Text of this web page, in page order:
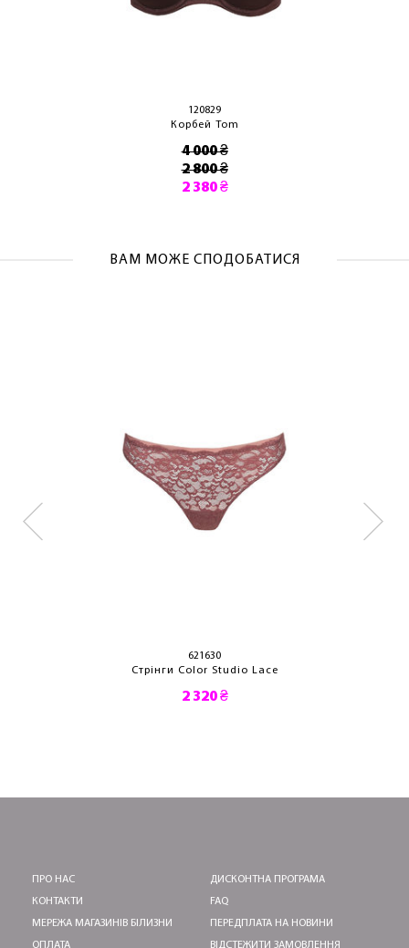
120829
Корбей Tom
4 000 ₴
2 800 ₴
2 380 ₴
ВАМ МОЖЕ СПОДОБАТИСЯ
621630
Стрінги Color Studio Lace
2 320 ₴
ПРО НАС
КОНТАКТИ
МЕРЕЖА МАГАЗИНІВ БІЛИЗНИ
ОПЛАТА
ДИСКОНТНА ПРОГРАМА
FAQ
ПЕРЕДПЛАТА НА НОВИНИ
ВІДСТЕЖИТИ ЗАМОВЛЕННЯ